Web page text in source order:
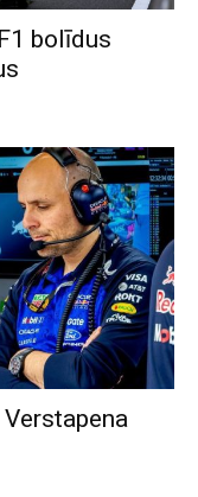
bolīdus
Verstapena